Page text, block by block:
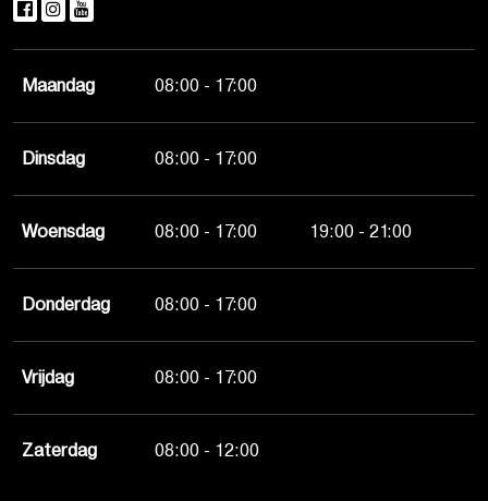
Maandag 08:00 - 17:00
Dinsdag 08:00 - 17:00
Woensdag 08:00 - 17:00 19:00 - 21:00
Donderdag 08:00 - 17:00
Vrijdag 08:00 - 17:00
Zaterdag 08:00 - 12:00